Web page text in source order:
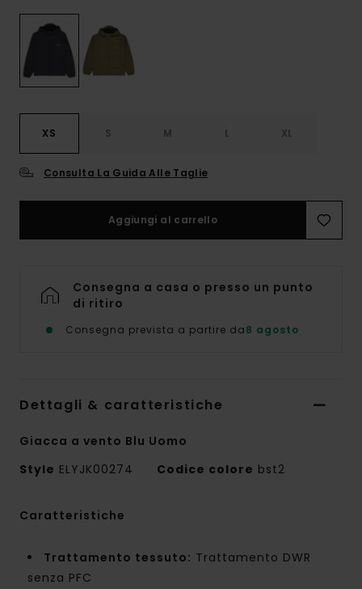
XS S M L XL
Consulta La Guida Alle Taglie
Aggiungi al carrello
Consegna a casa o presso un punto
di ritiro
Consegna prevista a partire da8 agosto
Dettagli & caratteristiche
Giacca a vento Blu Uomo
Style ELYJK00274 Codice colore bst2
Caratteristiche
Trattamento tessuto: Trattamento DWR
senza PFC